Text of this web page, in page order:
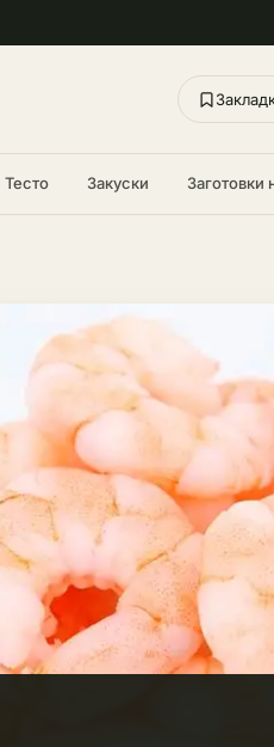
Тесто Закуски Заготовки